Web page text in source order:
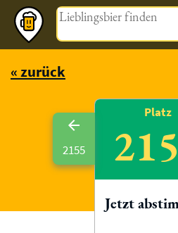
Magazin
« zurück
2155
Platz
Jetzt